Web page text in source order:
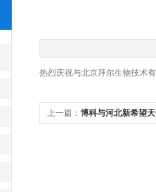
热烈庆祝与北京拜尔生物技术
上一篇： 博科与河北新希望